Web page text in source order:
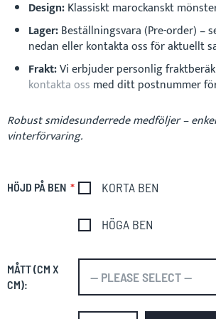
Design:Klassiskt marockanskt
Lager:Beställningsvara (Pre-order) –
nedan eller kontakta oss för aktuellt
Frakt:Vi erbjuder personlig
kontakta oss med ditt postnummer
Robust smidesunderrede medföljer –
vinterförvaring.
HÖJD PÅ BEN KORTA BEN
HÖGA BEN
MÅTT (CM X
CM):